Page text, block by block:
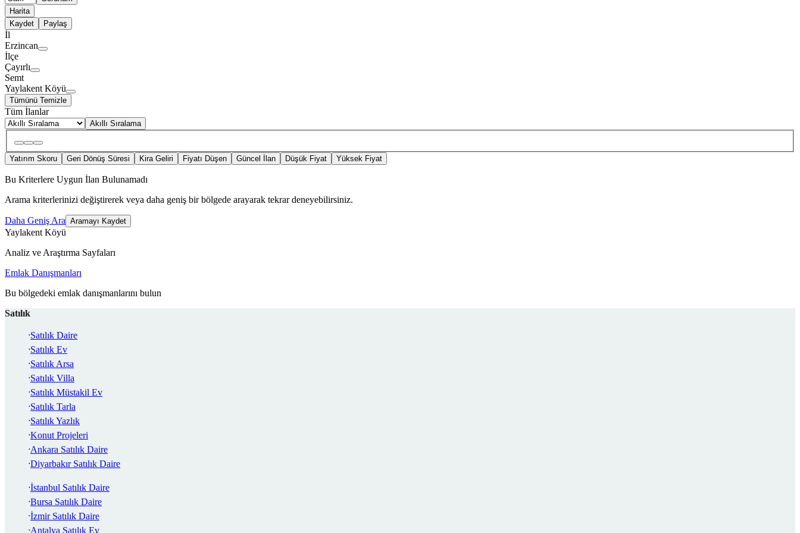
Harita
Kaydet
Paylaş
İl
Erzincan
İlçe
Çayırlı
Semt
Yaylakent Köyü
Tümünü Temizle
Tüm İlanlar
Akıllı Sıralama
Yatırım Skoru Geri Dönüş Süresi Kira Geliri Fiyatı Düşen Güncel İlan Düşük Fiyat Yüksek Fiyat
Bu Kriterlere Uygun İlan Bulunamadı
Arama kriterlerinizi değiştirerek veya daha geniş bir bölgede arayarak tekrar deneyebilirsiniz.
Daha Geniş Ara Aramayı Kaydet
Yaylakent Köyü
Analiz ve Araştırma Sayfaları
Emlak Danışmanları
Bu bölgedeki emlak danışmanlarını bulun
Satılık
Satılık Daire
Satılık Ev
Satılık Arsa
Satılık Villa
Satılık Müstakil Ev
Satılık Tarla
Satılık Yazlık
Konut Projeleri
Ankara Satılık Daire
Diyarbakır Satılık Daire
İstanbul Satılık Daire
Bursa Satılık Daire
İzmir Satılık Daire
Antalya Satılık Ev